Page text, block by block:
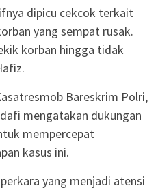
dipicu cekcok terkait
yang sempat rusak.
korban hingga tidak
Bareskrim Polri,
mengatakan dukungan
mempercepat
kasus ini.
yang menjadi atensi